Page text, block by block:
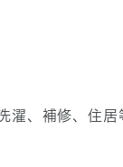
、補修、住居